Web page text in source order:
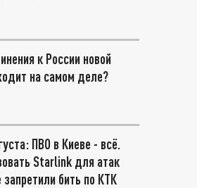
к России новой
на самом деле?
ПВО в Киеве - всё.
Starlink для атак
запретили бить по КТК